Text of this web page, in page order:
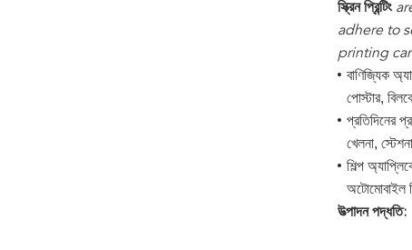
স্ক্রিন প্রিন্টিং
adhere to
printing
বাণিজ্যিক
পোস্টার,
প্রতিদিনের
খেলনা,
শিল্প
অটোমোবাইল
উত্পাদন পদ্ধতি: